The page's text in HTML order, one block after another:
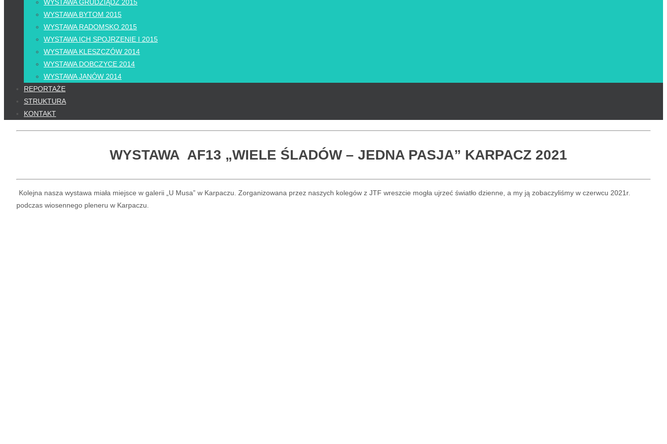
WYSTAWA GRUDZIĄDZ 2015
WYSTAWA BYTOM 2015
WYSTAWA RADOMSKO 2015
WYSTAWA ICH SPOJRZENIE I 2015
WYSTAWA KLESZCZÓW 2014
WYSTAWA DOBCZYCE 2014
WYSTAWA JANÓW 2014
REPORTAŻE
STRUKTURA
KONTAKT
WYSTAWA AF13 „WIELE ŚLADÓW – JEDNA PASJA” KARPACZ 2021
Kolejna nasza wystawa miała miejsce w galerii „U Musa” w Karpaczu. Zorganizowana przez naszych kolegów z JTF wreszcie mogła ujrzeć światło dzienne, a my ją zobaczyliśmy w czerwcu 2021r.
podczas wiosennego pleneru w Karpaczu.